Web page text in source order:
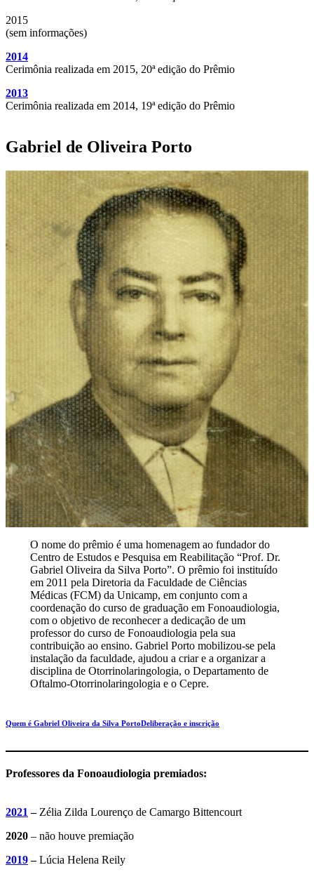
2015
(sem informações)
2014
Cerimônia realizada em 2015, 20ª edição do Prêmio
2013
Cerimônia realizada em 2014, 19ª edição do Prêmio
Gabriel de Oliveira Porto
O nome do prêmio é uma homenagem ao fundador do
Centro de Estudos e Pesquisa em Reabilitação “Prof. Dr.
Gabriel Oliveira da Silva Porto”. O prêmio foi instituído
em 2011 pela Diretoria da Faculdade de Ciências
Médicas (FCM) da Unicamp, em conjunto com a
coordenação do curso de graduação em Fonoaudiologia,
com o objetivo de reconhecer a dedicação de um
professor do curso de Fonoaudiologia pela sua
contribuição ao ensino. Gabriel Porto mobilizou-se pela
instalação da faculdade, ajudou a criar e a organizar a
disciplina de Otorrinolaringologia, o Departamento de
Oftalmo-Otorrinolaringologia e o Cepre.
Quem é Gabriel Oliveira da Silva PortoDeliberação e inscrição
Professores da Fonoaudiologia premiados:
2021 – Zélia Zilda Lourenço de Camargo Bittencourt
2020 – não houve premiação
2019–Lúcia Helena Reily